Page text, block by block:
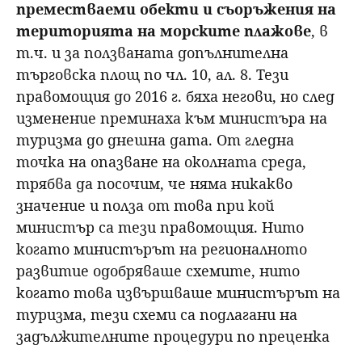
преместваеми обекти и съоръжения на
територията на морските плажове, в
т.ч. и за ползваната допълнителна
търговска площ по чл. 10, ал. 8. Тези
правомощия до 2016 г. бяха негови, но след
изменение преминаха към министъра на
туризма до днешна дата. От гледна
точка на опазване на околната среда,
трябва да посочим, че няма никакво
значение и полза от това при кой
министър са тези правомощия. Нито
когато министърът на регионалното
развитие одобряваше схемите, нито
когато това извършваше министърът на
туризма, тези схеми са подлагани на
задължителните процедури по преценка